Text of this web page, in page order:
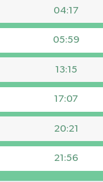
04:17
05:59
13:15
17:07
20:21
21:56